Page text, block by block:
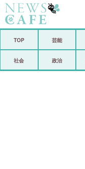
TOP 芸能
社会 政治